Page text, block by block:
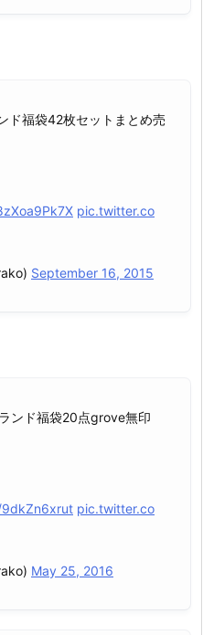
ド福袋42枚セットまとめ売
pic.twitter.co
September 16, 2015
ンド福袋20点grove無印
pic.twitter.co
May 25, 2016